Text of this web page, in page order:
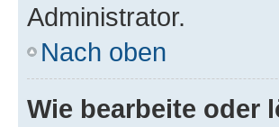
Administrator.
Nach oben
Wie bearbeite oder